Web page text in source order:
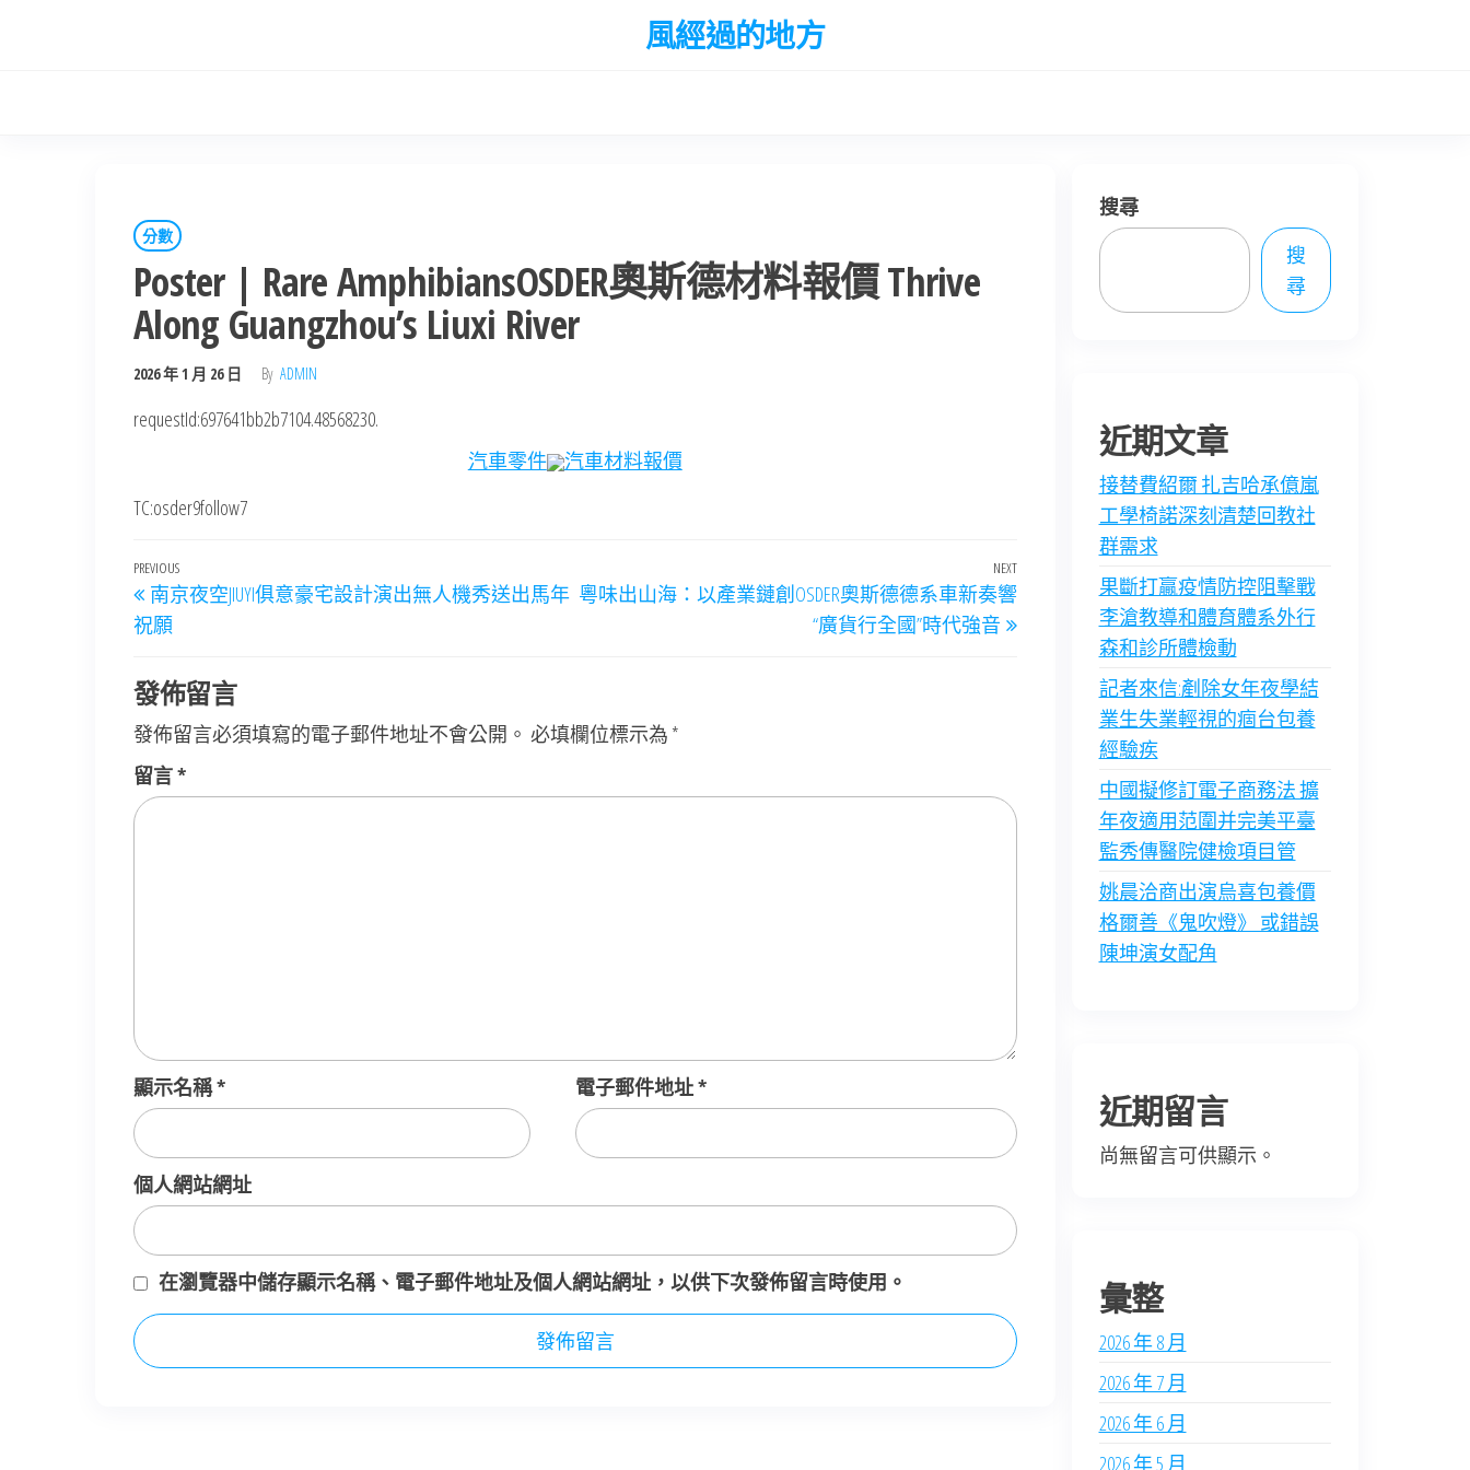
風經過的地方
分數
Poster | Rare AmphibiansOSDER奧斯德材料報價 Thrive
Along Guangzhou’s Liuxi River
2026 年 1 月 26 日 By ADMIN
requestId:697641bb2b7104.48568230.
汽車零件
汽車材料報價
TC:osder9follow7
文
章
導
覽
Previous
Post
PREVIOUS
南京夜空JIUYI俱意豪宅設計演出無人機秀送出馬年
祝願
Next
Post
NEXT
粵味出山海：以產業鏈創OSDER奧斯德德系車新奏響
“廣貨行全國”時代強音
發佈留言
發佈留言必須填寫的電子郵件地址不會公開。 必填欄位標示為 *
留言*
顯示名稱* 電子郵件地址*
個人網站網址
在瀏覽器中儲存顯示名稱、電子郵件地址及個人網站網址，以供下次發佈留言時使用。
搜尋
搜
尋
近期文章
接替費紹爾 扎吉哈承億嵐
工學椅諾深刻清楚回教社
群需求
果斷打贏疫情防控阻擊戰
李滄教導和體育體系外行
森和診所體檢動
記者來信:剷除女年夜學結
業生失業輕視的痼台包養
經驗疾
中國擬修訂電子商務法 擴
年夜適用范圍并完美平臺
監秀傳醫院健檢項目管
姚晨洽商出演烏喜包養價
格爾善《鬼吹燈》 或錯誤
陳坤演女配角
近期留言
尚無留言可供顯示。
彙整
2026 年 8 月
2026 年 7 月
2026 年 6 月
2026 年 5 月